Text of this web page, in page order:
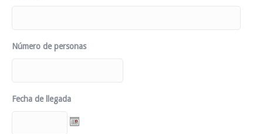
Número de personas
Fecha de llegada